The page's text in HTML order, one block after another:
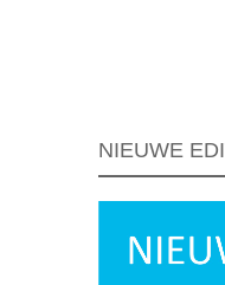
NIEUWE